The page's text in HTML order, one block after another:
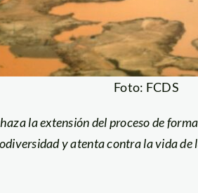
Foto: FCDS
la extensión del proceso de
y atenta contra la vida de